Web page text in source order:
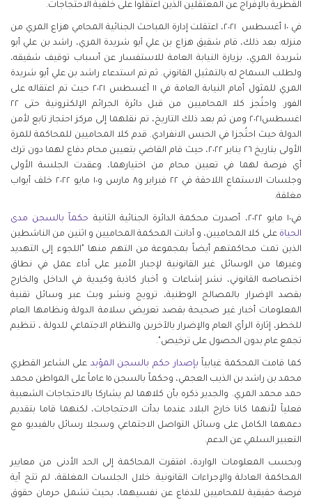
القطرية بالإفراج عن المعتقلين الذين اعتقلوا على خلفية الاحتجاجات.
في ١٠ أغسطس ٢٠٢١، اعتقلت إدارة المباحث الجنائية المحامي هزاع المري من
منزله. بعد ذلك، قام شقيق هزاع بن علي أبو شريدة المري، راشد بن علي أبو
شريدة المري، بزيارة النيابة العامة للاستفسار عن أسباب توقيف شقيقه،
ولطلب السماح له بالتمثيل القانوني. ثم تم استدعاء راشد بن علي أبو شريدة
المري للمثول أمام النيابة العامة في ١١ أغسطس ٢٠٢١ حيث تم اعتقاله على
الفور. واحتُجز كلا المحاميين من قبل دائرة الجرائم الإلكترونية حتى ٢٢
اغسطس٢٠٢١ ومن ثم بعد ذلك التاريخ، تم نقلهما إلى مركز احتجاز تابع لأمن
الدولة حيث احتُجزا في الحبس الانفرادي. قدم كلا المحاميين للمحاكمة للمرة
الأولى بتاريخ ٢٦ يناير ٢٠٢٢، حيث قام القاضي بتعيين محام دفاع لهما دون ترك
أي فرصة لهما في تعيين محام من اختيارهما، وعقدت الجلسة الأولى
وجلسات الاستماع اللاحقة في ٢٢ فبراير و٨ مارس و١٠ مايو ٢٠٢٢ خلف أبواب
مغلقة.
في١٠ مايو ٢٠٢٢، أصدرت محكمة الدائرة الجنائية الثانية
حكماً بالسجن مدى
الحياة على كلا المحاميين، و أدانت المحكمة المحاميين و اثنين من الناشطين
الذين تمت محاكمتهم أيضاً بمجموعة من التهم منها "اللجوء إلى التهديد
وغيرها من الوسائل غير القانونية لإجبار الأمير على أداء عمل في نطاق
اختصاصه القانوني، نشر إشاعات و أخبار كاذبة وكيدية في الداخل والخارج
بقصد الإضرار بالمصالح الوطنية، ترويج ونشر وبث عبر وسائل تقنية
المعلومات أخبار غير صحيحة بقصد تعريض سلامة الدولة ونظامها العام
للخطر، إثارة الرأي العام والإضرار بالآخرين والنظام الاجتماعي للدولة ، تنظيم
تجمع عام بدون الحصول على ترخيص".
كما قامت المحكمة غيابياً بإصدار حكم بالسجن المؤبد على الشاعر القطري
محمد بن راشد بن الذيب العجمي، وحكماً بالسجن ١٥ عاماً على المواطن محمد
حمد محمد المري. والجدير ذكره بأن كلاهما لم يشاركا بالاحتجاجات الشعبية
فعلياً لأنهما كانا خارج البلاد عندما بدأت الاحتجاجات، لكنهما قاما بتقديم
دعمهما الكامل على وسائل التواصل الاجتماعي وسجلا رسائل بالفيديو مع
التعبير السلمي عن الدعم.
وبحسب المعلومات الواردة، افتقرت المحاكمة إلى الحد الأدنى من معايير
المحاكمة العادلة والإجراءات القانونية. خلال الجلسات المغلقة، لم تتح أية
فرصة حقيقية للمحاميين للدفاع عن نفسيهما، بحيث تشمل حرمان حقوق